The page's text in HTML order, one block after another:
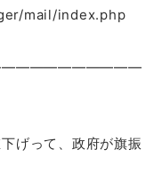
mail/index.php
げって、政府が旗振